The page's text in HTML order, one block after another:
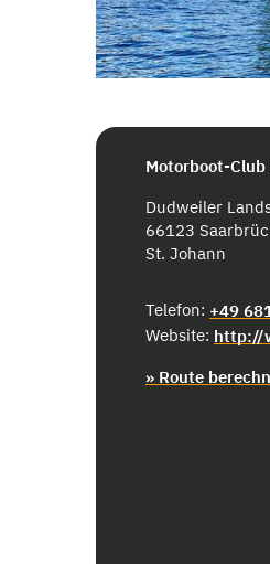
Motorboot-Club
Dudweiler
66123
St. Johann
Telefon: +49
Website: http://
» Route